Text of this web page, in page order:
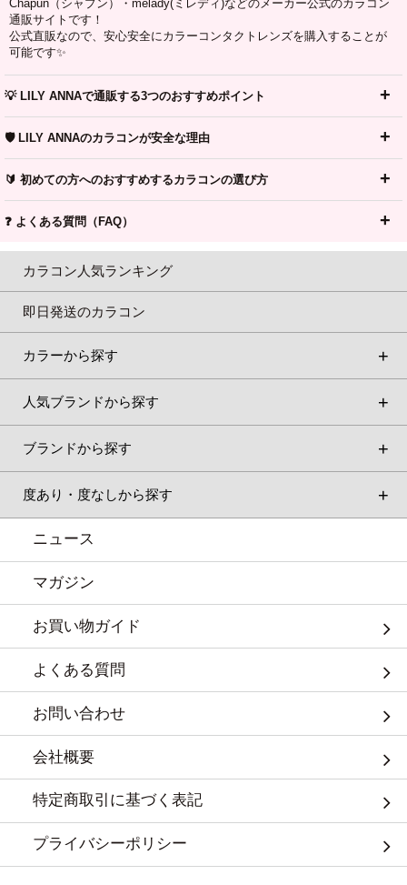
Chapun（シャプン）・melady(ミレディ)などのメーカー公式のカラコン
通販サイトです！
公式直販なので、安心安全にカラーコンタクトレンズを購入することが
可能です✨
💡 LILY ANNAで通販する3つのおすすめポイント
🛡️ LILY ANNAのカラコンが安全な理由
🔰 初めての方へのおすすめするカラコンの選び方
❓ よくある質問（FAQ）
カラコン人気ランキング
即日発送のカラコン
カラーから探す
人気ブランドから探す
ブランドから探す
度あり・度なしから探す
ニュース
マガジン
お買い物ガイド
よくある質問
お問い合わせ
会社概要
特定商取引に基づく表記
プライバシーポリシー